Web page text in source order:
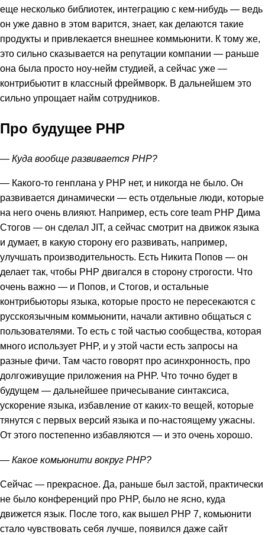
еще несколько библиотек, интеграцию с кем-нибудь — ведь
он уже давно в этом варится, знает, как делаются такие
продукты и привлекается внешнее коммьюнити. К тому же,
это сильно сказывается на репутации компании — раньше
она была просто ноу-нейм студией, а сейчас уже —
контрибьютит в классный фреймворк. В дальнейшем это
сильно упрощает найм сотрудников.
Про будущее PHP
— Куда вообще развивается PHP?
— Какого-то генплана у PHP нет, и никогда не было. Он
развивается динамически — есть отдельные люди, которые
на него очень влияют. Например, есть core team PHP Дима
Стогов — он сделал JIT, а сейчас смотрит на движок языка
и думает, в какую сторону его развивать, например,
улучшать производительность. Есть Никита Попов — он
делает так, чтобы PHP двигался в сторону строгости. Что
очень важно — и Попов, и Стогов, и остальные
контрибьюторы языка, которые просто не пересекаются с
русскоязычным коммьюнити, начали активно общаться с
пользователями. То есть с той частью сообщества, которая
много использует PHP, и у этой части есть запросы на
разные фичи. Там часто говорят про асинхронность, про
долгоживущие приложения на PHP. Что точно будет в
будущем — дальнейшее причесывание синтаксиса,
ускорение языка, избавление от каких-то вещей, которые
тянутся с первых версий языка и по-настоящему ужасны.
От этого постепенно избавляются — и это очень хорошо.
— Какое комьюнити вокруг PHP?
Сейчас — прекрасное. Да, раньше был застой, практически
не было конференций про PHP, было не ясно, куда
движется язык. После того, как вышел PHP 7, комьюнити
стало чувствовать себя лучше, появился даже сайт